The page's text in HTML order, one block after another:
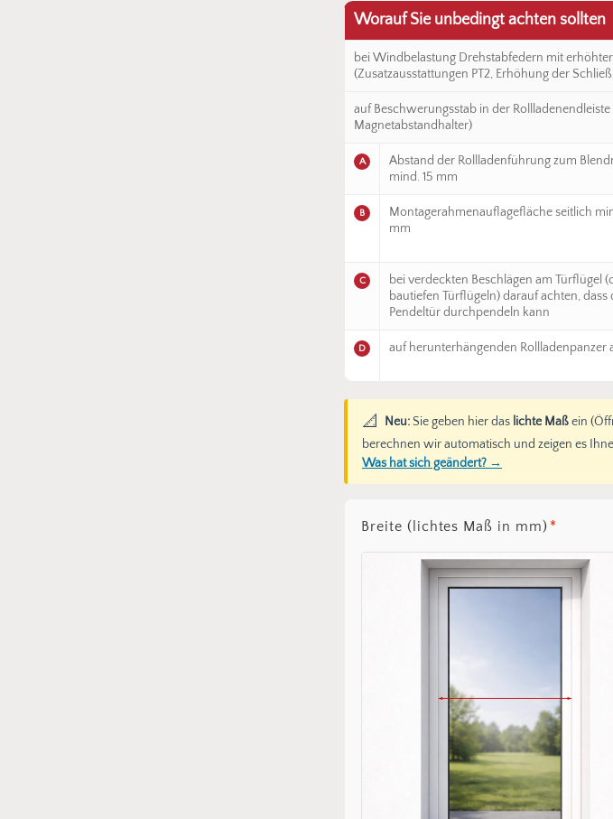
Worauf Sie unbedingt achten sollten
bei Windbelastung Drehstabfedern mit
(Zusatzausstattungen PT2, Erhöhung der
auf Beschwerungsstab in der
Magnetabstandhalter)
A
Abstand der Rollladenführung zum
mind. 15 mm
B
Montagerahmenauflagefläche seitlich
mm
C
bei verdeckten Beschlägen am Türflügel
bautiefen Türflügeln) darauf achten, dass
Pendeltür durchpendeln kann
D auf herunterhängenden Rollladenpanzer
📐 Neu:Sie geben hier das lichte Maßein
berechnen wir automatisch und zeigen es
Was hat sich geändert? →
Breite (lichtes Maß in mm) *